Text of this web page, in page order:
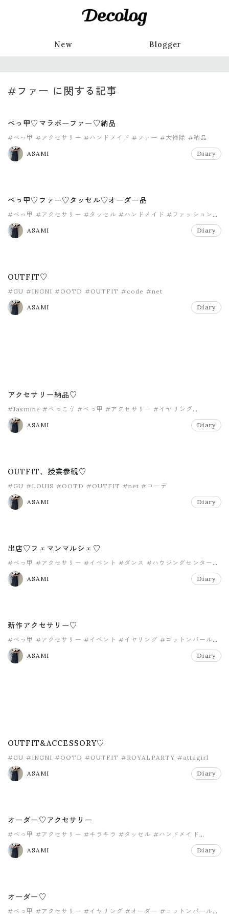
New Blogger
#ファー に関する記事
べっ甲♡マラボーファー♡納品
#べっ甲 #アクセサリー #ハンドメイド #ファー #大掃除 #納品
ASAMI Diary
べっ甲♡ファー♡タッセル♡オーダー品
#べっ甲 #アクセサリー #タッセル #ハンドメイド #ファッション
#ファー
ASAMI
Diary
OUTFIT♡
#GU #INGNI #OOTD #OUTFIT #code #net
ASAMI Diary
アクセサリー納品♡
#Jasmine #べっこう #べっ甲 #アクセサリー #イヤリング
#オーダー
ASAMI
Diary
OUTFIT、授業参観♡
#GU #LOUIS #OOTD #OUTFIT #net #コーデ
ASAMI Diary
出店♡フェマンマルシェ♡
#べっ甲 #アクセサリー #イベント #ダンス #ハウジングセンター
#ハンドメイド
ASAMI
Diary
新作アクセサリー♡
#べっ甲 #アクセサリー #イベント #イヤリング #コットンパール
#ハンドメイド
ASAMI
Diary
OUTFIT&ACCESSORY♡
#GU #INGNI #OOTD #OUTFIT #ROYALPARTY #attagirl
ASAMI Diary
オーダー♡アクセサリー
#べっ甲 #アクセサリー #キラキラ #タッセル #ハンドメイド
#パール
ASAMI
Diary
オーダー♡
#べっ甲 #アクセサリー #イヤリング #オーダー #コットンパール